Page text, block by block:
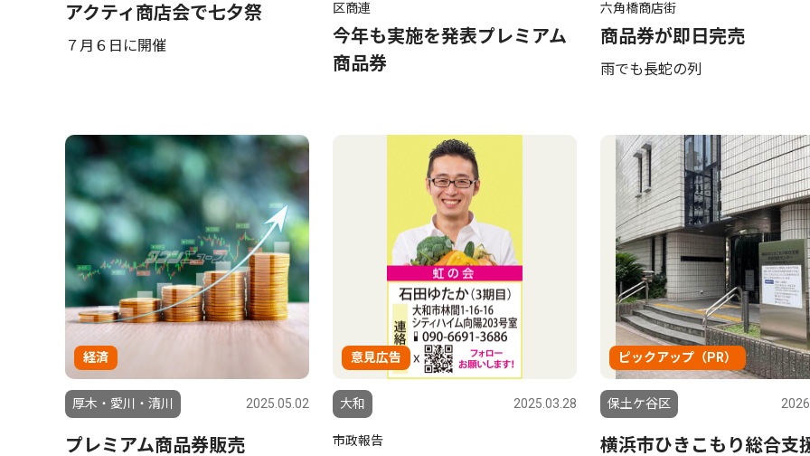
アクティ商店会で七夕祭
７月６日に開催
区商連
今年も実施を発表プレミアム
商品券
六角橋商店街
商品券が即日完売
雨でも長蛇の列
経済
厚木・愛川・清川 2025.05.02
プレミアム商品券販売
意見広告
大和 2025.03.28
市政報告
ピックアップ（PR）
保土ケ谷区
横浜市ひきこもり総合支